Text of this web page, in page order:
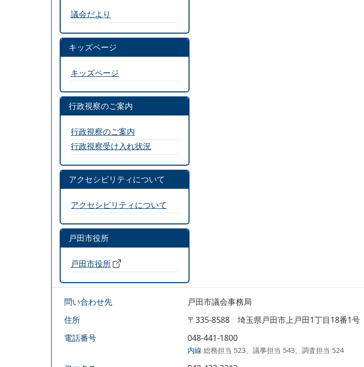
議会だより
キッズページ
キッズページ
行政視察のご案内
行政視察のご案内
行政視察受け入れ状況
アクセシビリティについて
アクセシビリティについて
戸田市役所
戸田市役所
問い合わせ先
戸田市議会事務局
住所
〒335-8588 埼玉県戸田市上戸田1丁目18番1号
電話番号
048-441-1800
内線 総務担当 523、議事担当 543、調査担当 524